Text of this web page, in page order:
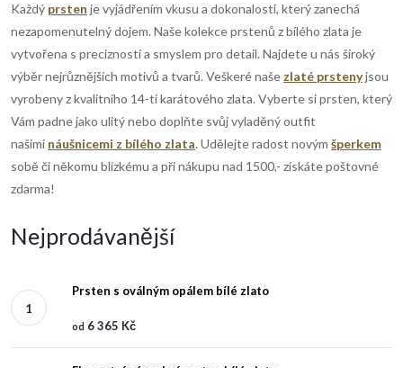
Každý prsten je vyjádřením vkusu a dokonalosti, který zanechá
nezapomenutelný dojem. Naše kolekce prstenů z bílého zlata je
vytvořena s precizností a smyslem pro detail. Najdete u nás široký
výběr nejrůznějších motivů a tvarů. Veškeré naše zlaté prstenyjsou
vyrobeny z kvalitního 14-ti karátového zlata. Vyberte si prsten, který
Vám padne jako ulitý nebo doplňte svůj vyladěný outfit
našimi náušnicemi z bílého zlata. Udělejte radost novým šperkem
sobě či někomu blízkému a při nákupu nad 1500,- získáte poštovné
zdarma!
Nejprodávanější
Prsten s oválným opálem bílé zlato
od 6 365 Kč